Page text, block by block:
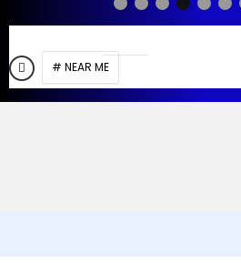
# NEAR ME